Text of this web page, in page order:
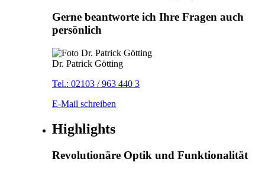
Gerne beantworte ich Ihre Fragen auch
persönlich
Dr. Patrick Götting
Tel.: 02103 / 963 440 3
E-Mail schreiben
Highlights
Revolutionäre Optik und Funktionalität